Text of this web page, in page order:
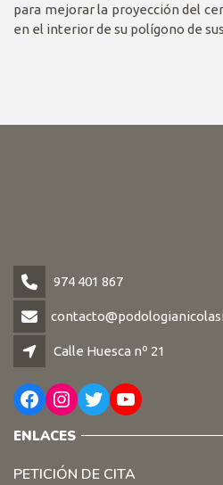
para mejorar la proyección del
en el interior de su polígono de
974 401 867
Calle Huesca nº 21
Facebook
Instagram
TwitterYouTube
ENLACES
PETICIÓN DE CITA